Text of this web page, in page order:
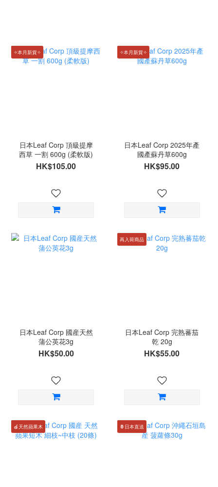
✧本月新貨✧
日本Leaf Corp 頂級提摩
西草 一割 600g (柔軟版)
HK$105.00
✧本月新貨✧
日本Leaf Corp 2025年產
國產蘇丹草600g
HK$95.00
日本Leaf Corp 國産天然
蒲公英花3g
HK$50.00
再入荷商品
日本Leaf Corp 完熟蕃茄
乾 20g
HK$55.00
🍎天然蘋果木 🍍日本直送